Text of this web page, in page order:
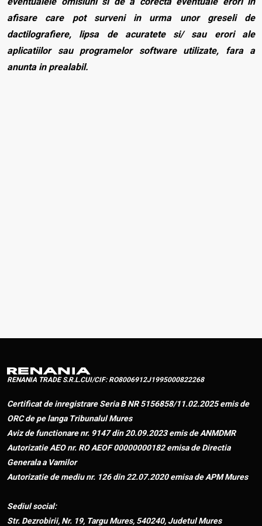
afisare care pot surveni in urma unor greseli de
dactilografiere, lipsa de acuratete si/ sau erori ale
aplicatiilor sau programelor software utilizate, fara a
anunta in prealabil.
RENANIA TRADE S.R.L.CUI/CIF: RO8006912J1995000822268
Certificat de inregistrare Seria B NR 5156858/11.02.2025 emis de
ORC de pe langa Tribunalul Mures
Aviz de functionare nr. 9147 din 20.09.2023 emis de ANMDMR
Autorizatie AEO nr. RO AEOF 00000000182 emisa de Directia
Generala a Vamilor
Autorizatie de mediu nr. 126 din 22.07.2020 emisa de APM Mures
Sediul social:
Str. Dezrobirii, Nr. 19, Targu Mures, 540240, Judetul Mures